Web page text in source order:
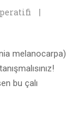
melanocarpa)
bu çalı